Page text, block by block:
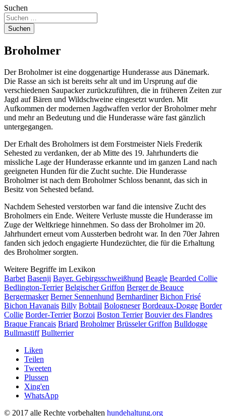
Suchen
Suchen
Broholmer
Der Broholmer ist eine doggenartige Hunderasse aus Dänemark.
Die Rasse an sich ist bereits sehr alt und im Ursprung auf die
verschiedenen Saupacker zurückzuführen, die in früheren Zeiten zur
Jagd auf Bären und Wildschweine eingesetzt wurden. Mit
Aufkommen der modernen Jagdwaffen verlor der Broholmer mehr
und mehr an Bedeutung und die Hunderasse wäre fast gänzlich
untergegangen.
Der Erhalt des Broholmers ist dem Forstmeister Niels Frederik
Sehested zu verdanken, der ab Mitte des 19. Jahrhunderts die
missliche Lage der Hunderasse erkannte und im ganzen Land nach
geeigneten Hunden für die Zucht suchte. Die Hunderasse
Broholmer ist nach dem Broholmer Schloss benannt, das sich in
Besitz von Sehested befand.
Nachdem Sehested verstorben war fand die intensive Zucht des
Broholmers ein Ende. Weitere Verluste musste die Hunderasse im
Zuge der Weltkriege hinnehmen. So dass der Broholmer im 20.
Jahrhundert erneut vom Aussterben bedroht war. In den 70er Jahren
fanden sich jedoch engagierte Hundezüchter, die für die Erhaltung
des Broholmer sorgten.
Weitere Begriffe im Lexikon
Barbet Basenji Bayer. Gebirgsschweißhund Beagle Bearded Collie
Bedlington-Terrier Belgischer Griffon Berger de Beauce
Bergermasker Berner Sennenhund Bernhardiner Bichon Frisé
Bichon Havanais Billy Bobtail Bologneser Bordeaux-Dogge Border
Collie Border-Terrier Borzoi Boston Terrier Bouvier des Flandres
Braque Francais Briard Broholmer Brüsseler Griffon Bulldogge
Bullmastiff Bullterrier
Liken
Teilen
Tweeten
Plussen
Xing'en
WhatsApp
© 2017 alle Rechte vorbehalten hundehaltung.org